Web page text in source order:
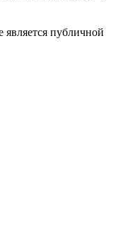
публичной